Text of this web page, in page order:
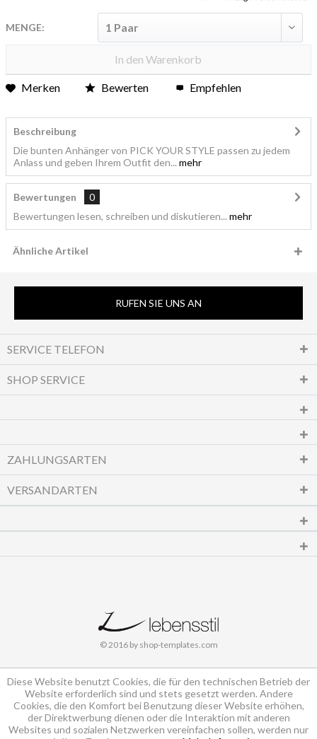
MENGE:
In den Warenkorb
Merken Bewerten Empfehlen
Beschreibung
Die bunten Anhänger von PICK YOUR STYLE passen zu jedem
Anlass und geben Ihrem Outfit den... mehr
Bewertungen
0
Bewertungen lesen, schreiben und diskutieren... mehr
Ähnliche Artikel
RUFEN SIE UNS AN
SERVICE TELEFON
SHOP SERVICE
ZAHLUNGSARTEN
VERSANDARTEN
© 2016 by shop-templates.com
Diese Website benutzt Cookies, die für den technischen Betrieb der
Website erforderlich sind und stets gesetzt werden. Andere
Cookies, die den Komfort bei Benutzung dieser Website erhöhen,
der Direktwerbung dienen oder die Interaktion mit anderen
Websites und sozialen Netzwerken vereinfachen sollen, werden nur